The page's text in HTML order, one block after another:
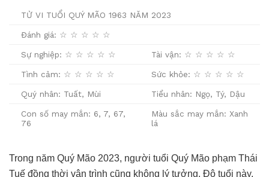
TỬ VI TUỔI QUÝ MÃO 1963 NĂM 2023
Đánh giá: ☆ ☆ ☆ ☆ ☆
Sự nghiệp: ☆ ☆ ☆ ☆ ☆ Tài vận: ☆ ☆ ☆ ☆ ☆
Tình cảm: ☆ ☆ ☆ ☆ ☆ Sức khỏe: ☆ ☆ ☆ ☆ ☆
Quý nhân: Tuất, Mùi Tiểu nhân: Ngọ, Tý, Dậu
Con số may mắn: 6, 7, 67,
76
Màu sắc may mắn: Xanh
lá
Trong năm Quý Mão 2023, người tuổi Quý Mão phạm Thái
Tuế đồng thời vận trình cũng không lý tưởng. Độ tuổi này,